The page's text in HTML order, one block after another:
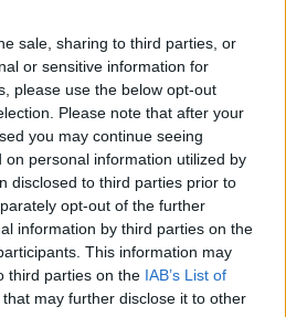
sale, sharing to third parties, or
or sensitive information for
please use the below opt-out
Please note that after your
you may continue seeing
on personal information utilized by
disclosed to third parties prior to
opt-out of the further
information by third parties on the
This information may
third parties on the IAB’s List of
that may further disclose it to other